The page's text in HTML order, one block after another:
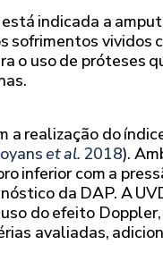
indicada a
sofrimentos vividos
o uso de próteses
a realização do
et al.2018).
inferior com a
da DAP. A
do efeito
avaliadas,